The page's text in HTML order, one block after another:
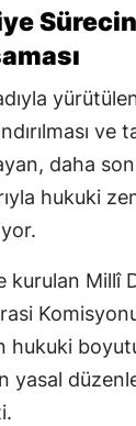
ve
daha
hukuki
kurulan Millî
Komisyonu
hukuki
yasal